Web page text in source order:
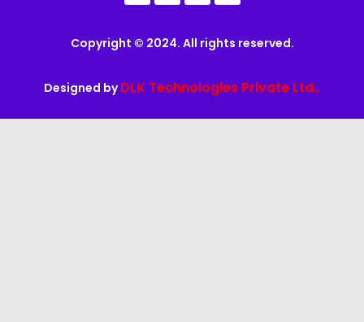
Copyright © 2024. All rights reserved.
Designed byDLK Technologies Private Ltd.,